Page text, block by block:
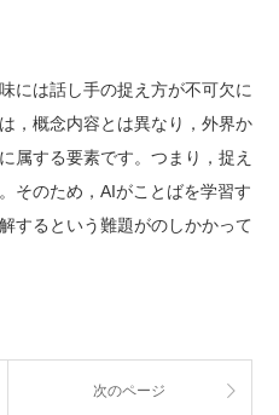
には話し手の捉え方が不可欠に
，概念内容とは異なり，外界か
属する要素です。つまり，捉え
そのため，AIがことばを学習す
するという難題がのしかかって
次のページ